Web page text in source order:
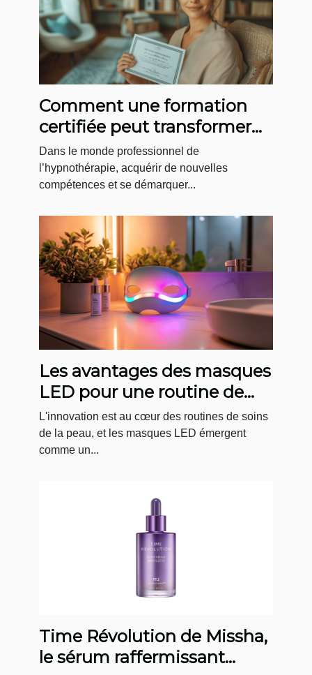
Comment une formation
certifiée peut transformer
votre carrière
d’hypnothérapeute ?
Dans le monde professionnel de
l’hypnothérapie, acquérir de nouvelles
compétences et se démarquer...
Les avantages des masques
LED pour une routine de
soin quotidienne
L'innovation est au cœur des routines de soins
de la peau, et les masques LED émergent
comme un...
Time Révolution de Missha,
le sérum raffermissant